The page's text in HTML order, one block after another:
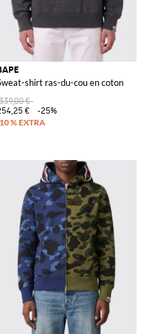
shirt ras-du-cou en coton
€
€
-25%